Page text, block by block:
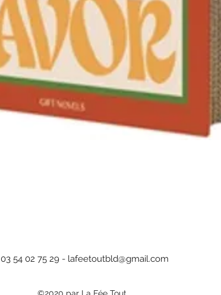
03 54 02 75 29 - lafeetoutbld@gmail.com
©2020 par La Fée Tout